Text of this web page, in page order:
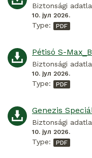
Biztonsági
10. јул 2026.
Type:
Pétisó S-
Biztonsági
10. јул 2026.
Type:
Biztonsági
10. јул 2026.
Type: